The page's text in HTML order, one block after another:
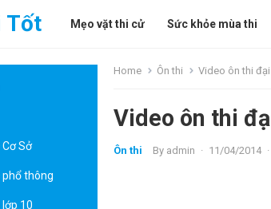
Tốt Mẹo vặt thi cử Sức khỏe mùa thi
Sở
phổ thông
10
Home Ôn thi Video ôn thi
Video ôn thi
Ôn thi By admin · 11/04/2014 ·